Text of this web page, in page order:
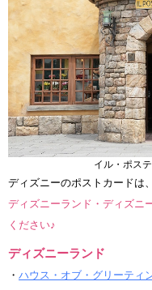
イル・ポス
ディズニーのポストカードは
ディズニーランド・ディズニ
ください♪
ディズニーランド
・ ハウス・オブ・グリーティ